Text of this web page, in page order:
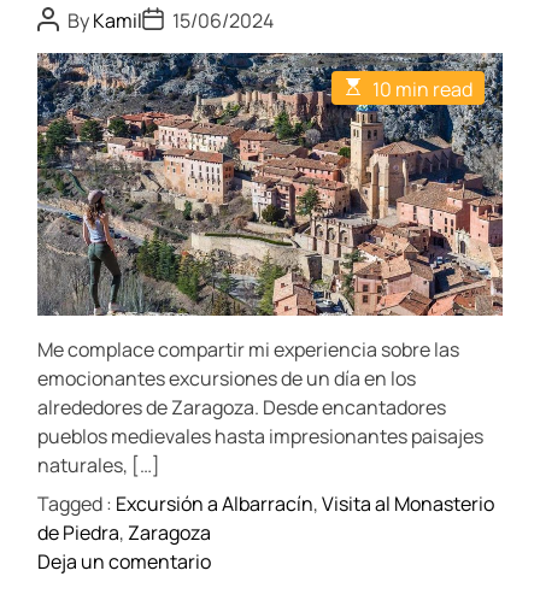
P
o
s
t
A
u
t
h
o
r
ByKamilP
o
s
t
D
a
t
e
15/06/2024
E
s
t
i
m
a
t
e
d
r
e
a
d
i
m
e
10 min read
Me complace compartir mi experiencia sobre las
emocionantes excursiones de un día en los
alrededores de Zaragoza. Desde encantadores
pueblos medievales hasta impresionantes paisajes
naturales, […]
Tagged : Excursión a Albarracín,Visita al Monasterio
de Piedra, Zaragoza
Deja un comentarioo